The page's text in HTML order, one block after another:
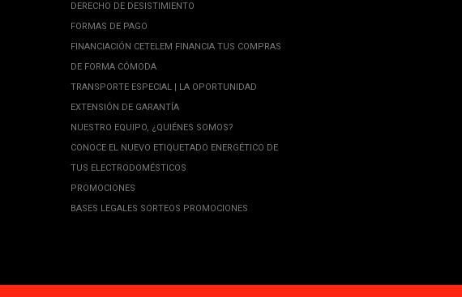
DERECHO DE DESISTIMIENTO
FORMAS DE PAGO
FINANCIACIÓN CETELEM FINANCIA TUS COMPRAS
DE FORMA CÓMODA
TRANSPORTE ESPECIAL | LA OPORTUNIDAD
EXTENSIÓN DE GARANTÍA
NUESTRO EQUIPO, ¿QUIÉNES SOMOS?
CONOCE EL NUEVO ETIQUETADO ENERGÉTICO DE
TUS ELECTRODOMÉSTICOS
PROMOCIONES
BASES LEGALES SORTEOS PROMOCIONES